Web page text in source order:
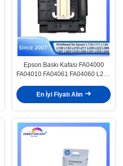
Epson Baskı Kafası FA04000
FA04010 FA04061 FA04060 L210
En İyi Fiyatı Alın